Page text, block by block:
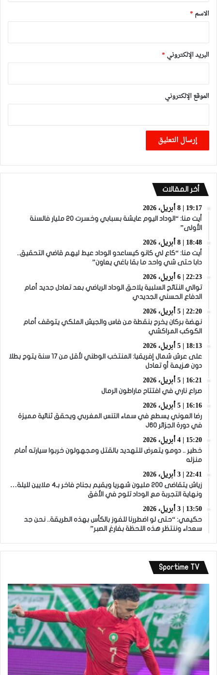
*
الاسم *
البريد الإلكتروني *
الموقع الإلكتروني
أخر المقالات
19:17 | 8 أبريل، 2026
أيت منا: “الوداد اليوم عايشة بسبابي وخسرت 20 مليار فالسنة
الأولى”
18:48 | 8 أبريل، 2026
أيت منا: “كاع لي كانو كيساعدو الوداد عيط ليهم قاضي التحقيق..
دابا حتى شي واحد ما بقا باغي يعاون”
22:23 | 6 أبريل، 2026
توالي النتائج السلبية يلاحق الوداد الرياضي بعد تعادل جديد أمام
الدفاع الحسني الجديدي
22:20 | 5 أبريل، 2026
نهضة بركان يخرج بنقطة من فاس والجيش الملكي يتوقف أمام
الكوكب المراكشي
18:13 | 5 أبريل، 2026
على عرش شمال إفريقيا: المنتخب الوطني لأقل من 17 سنة يتوج بطلا
دون هزيمة أو تعادل
16:21 | 5 أبريل، 2026
صراع ناري في افتتاح ماراطون الرمال
16:16 | 5 أبريل، 2026
رضا العوني يسطع في سماء التنس المغربي ويحقق ثنائية مميزة
في دورة الجزائر J60
15:20 | 4 أبريل، 2026
خطير .. دومو يتعرض للتهديد بالقتل ومجهولون خربوا سيارته أمام
منزله
22:41 | 3 أبريل، 2026
زياش يتقاضى 200 مليون شهريا ويقيم بجناح فاخر بـ4 ملايين لليلة…
ونهاية التجربة مع الوداد تلوح في الأفق
13:50 | 3 أبريل، 2026
حكيمي: “حتى لو اضطررنا للفوز بالكأس بهذه الطريقة.. نحن جد
سعداء وننتظر هذه اللحظة بفارغ الصبر”
Sportime TV